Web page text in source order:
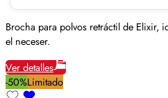
Brocha para polvos retráctil de Elixir,
el neceser.
Ver detalles
-50%Limitado